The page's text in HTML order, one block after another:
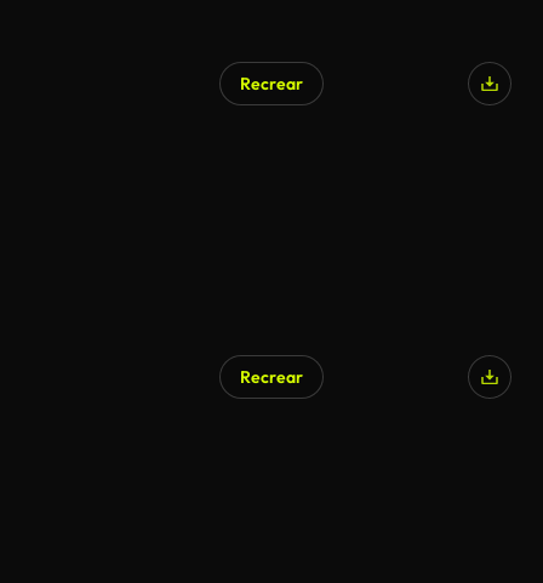
Recrear
Recrear